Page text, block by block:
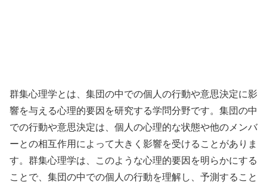
群集心理学とは、集団の中での個人の行動や意思決定に影
響を与える心理的要因を研究する学問分野です。集団の中
での行動や意思決定は、個人の心理的な状態や他のメンバ
ーとの相互作用によって大きく影響を受けることがありま
す。群集心理学は、このような心理的要因を明らかにする
ことで、集団の中での個人の行動を理解し、予測すること